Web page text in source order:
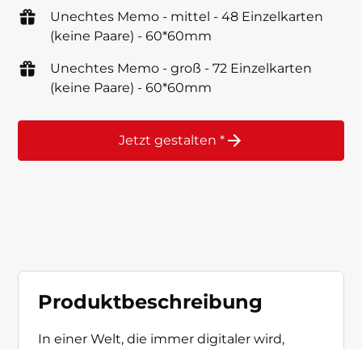
Unechtes Memo - mittel - 48 Einzelkarten
(keine Paare) - 60*60mm
Unechtes Memo - groß - 72 Einzelkarten
(keine Paare) - 60*60mm
Jetzt gestalten *
Produktbeschreibung
In einer Welt, die immer digitaler wird,